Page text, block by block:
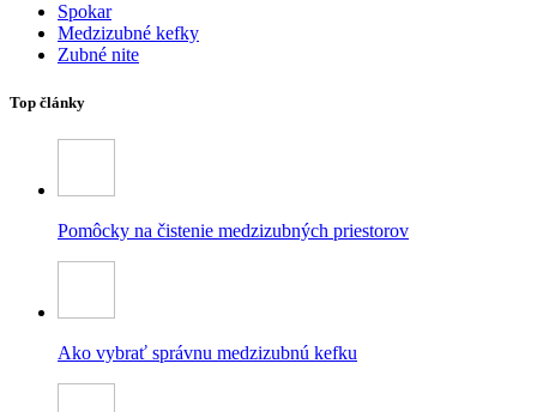
Spokar
Medzizubné kefky
Zubné nite
Top články
Pomôcky na čistenie medzizubných priestorov
Ako vybrať správnu medzizubnú kefku